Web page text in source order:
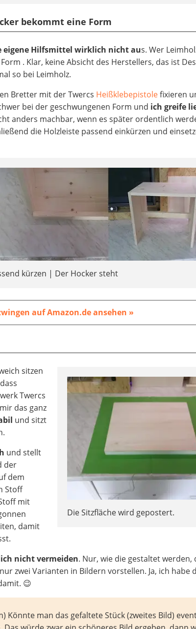
bekommt eine Form
eigene Hilfsmittel wirklich nicht aus. Wer
. Klar, keine Absicht des Herstellers, das ist
so bei Leimholz.
Bretter mit der Twercs Heißklebepistolefixieren
bei der geschwungenen Form und ich greife
anders machbar, wenn es später ordentlich
die Holzleiste passend einkürzen und
kürzen | Der Hocker steht
auf Amazon.de ansehen »
Die Sitzfläche wird gepostert.
sitzen
Twercs
das ganz
und sitzt
und stellt
der
dem
Stoff
mit
damit
nicht vermeiden. Nur, wie die gestaltet werden,
zwei Varianten in Bildern vorstellen. Ja, ich habe
😉
Könnte man das gefaltete Stück (zweites Bild)